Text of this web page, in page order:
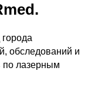
обследований и
по лазерным